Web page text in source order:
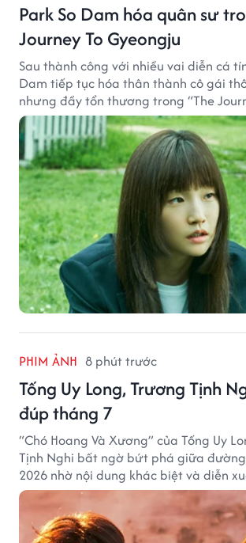
Park So Dam hóa quân sư
Journey To Gyeongju
Sau thành công với nhiều vai diễn cá
Dam tiếp tục hóa thân thành cô gái
nhưng đầy tổn thương trong “The
Gyeongju”.
PHIM ẢNH 8 phút trước
Tống Uy Long, Trương Tịnh
đúp tháng 7
“Chó Hoang Và Xương” của Tống Uy
Tịnh Nghi bất ngờ bứt phá giữa
2026 nhờ nội dung khác biệt và diễn